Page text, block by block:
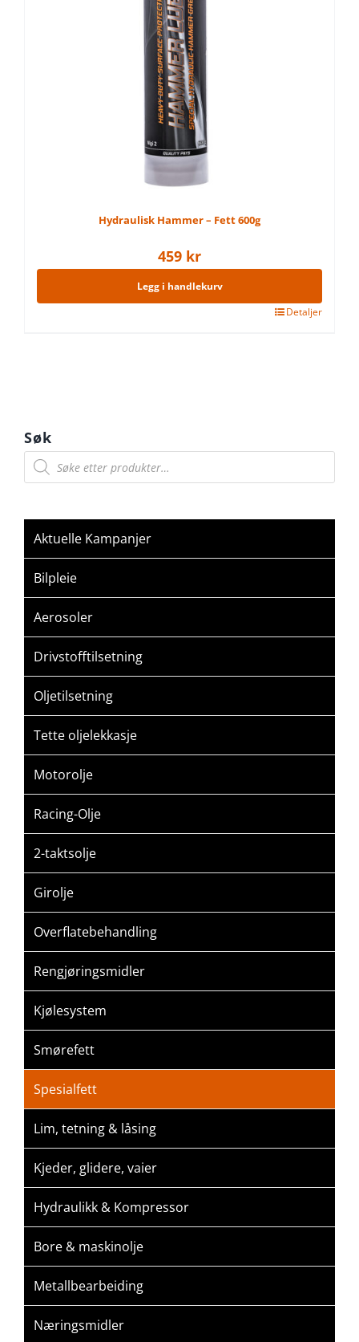
Hydraulisk Hammer – Fett 600g
459 kr
Legg i handlekurv
Detaljer
Søk
Products
search
Aktuelle Kampanjer
Bilpleie
Aerosoler
Drivstofftilsetning
Oljetilsetning
Tette oljelekkasje
Motorolje
Racing-Olje
2-taktsolje
Girolje
Overflatebehandling
Rengjøringsmidler
Kjølesystem
Smørefett
Spesialfett
Lim, tetning & låsing
Kjeder, glidere, vaier
Hydraulikk & Kompressor
Bore & maskinolje
Metallbearbeiding
Næringsmidler